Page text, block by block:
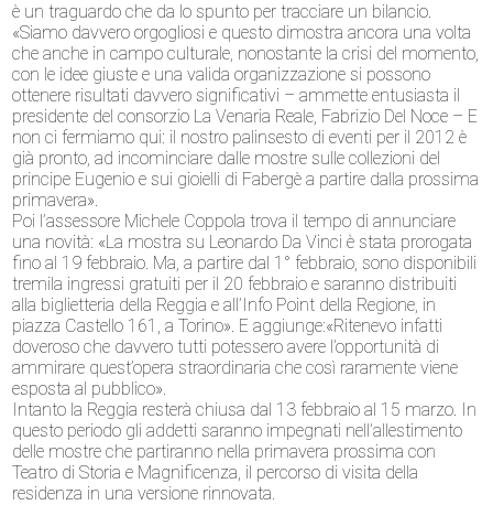
è un traguardo che da lo spunto per tracciare un bilancio.
«Siamo davvero orgogliosi e questo dimostra ancora una volta
che anche in campo culturale, nonostante la crisi del momento,
con le idee giuste e una valida organizzazione si possono
ottenere risultati davvero significativi – ammette entusiasta il
presidente del consorzio La Venaria Reale, Fabrizio Del Noce – E
non ci fermiamo qui: il nostro palinsesto di eventi per il 2012 è
già pronto, ad incominciare dalle mostre sulle collezioni del
principe Eugenio e sui gioielli di Fabergè a partire dalla prossima
primavera».
Poi l’assessore Michele Coppola trova il tempo di annunciare
una novità: «La mostra su Leonardo Da Vinci è stata prorogata
fino al 19 febbraio. Ma, a partire dal 1° febbraio, sono disponibili
tremila ingressi gratuiti per il 20 febbraio e saranno distribuiti
alla biglietteria della Reggia e all’Info Point della Regione, in
piazza Castello 161, a Torino». E aggiunge:«Ritenevo infatti
doveroso che davvero tutti potessero avere l’opportunità di
ammirare quest’opera straordinaria che così raramente viene
esposta al pubblico».
Intanto la Reggia resterà chiusa dal 13 febbraio al 15 marzo. In
questo periodo gli addetti saranno impegnati nell’allestimento
delle mostre che partiranno nella primavera prossima con
Teatro di Storia e Magnificenza, il percorso di visita della
residenza in una versione rinnovata.